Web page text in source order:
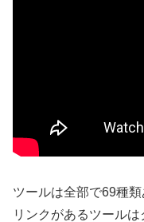
ツールは全部で69種類
リンクがあるツール